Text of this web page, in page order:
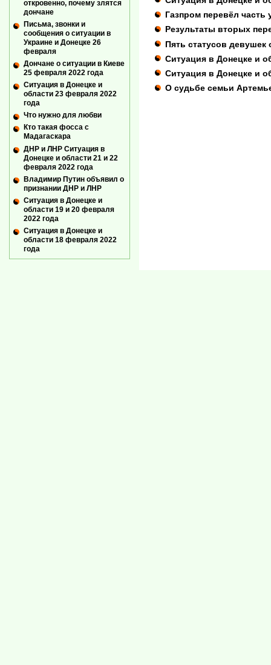
Газпром перевёл часть
Результаты вторых
Пять статусов девушек
Ситуация в Донецке и
Ситуация в Донецке и
О судьбе семьи
откровенно, почему злятся
дончане
Письма, звонки и
сообщения о ситуации в
Украине и Донецке 26
февраля
Дончане о ситуации в Киеве
25 февраля 2022 года
Ситуация в Донецке и
области 23 февраля 2022
года
Что нужно для любви
Кто такая фосса с
Мадагаскара
ДНР и ЛНР Ситуация в
Донецке и области 21 и 22
февраля 2022 года
Владимир Путин объявил о
признании ДНР и ЛНР
Ситуация в Донецке и
области 19 и 20 февраля
2022 года
Ситуация в Донецке и
области 18 февраля 2022
года